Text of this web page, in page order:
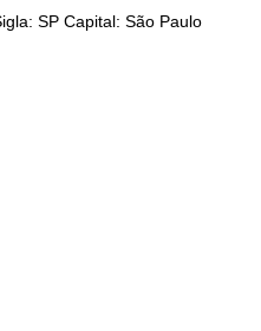
SP Capital: São Paulo